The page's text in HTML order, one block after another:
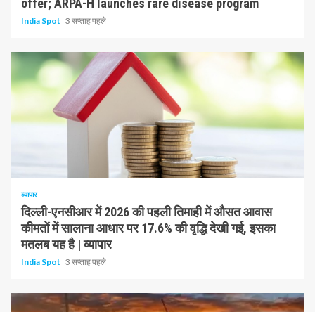
offer; ARPA-H launches rare disease program
India Spot 3 सप्ताह पहले
व्यापार
दिल्ली-एनसीआर में 2026 की पहली तिमाही में औसत आवास
कीमतों में सालाना आधार पर 17.6% की वृद्धि देखी गई, इसका
मतलब यह है | व्यापार
India Spot 3 सप्ताह पहले